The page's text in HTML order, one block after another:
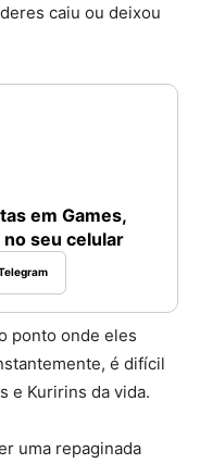
caiu ou deixou
em Games,
seu celular
ponto onde eles
é difícil
e Kuririns da vida.
uma repaginada